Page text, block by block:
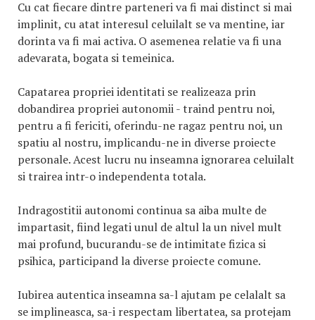
Cu cat fiecare dintre parteneri va fi mai distinct si mai
implinit, cu atat interesul celuilalt se va mentine, iar
dorinta va fi mai activa. O asemenea relatie va fi una
adevarata, bogata si temeinica.
Capatarea propriei identitati se realizeaza prin
dobandirea propriei autonomii - traind pentru noi,
pentru a fi fericiti, oferindu-ne ragaz pentru noi, un
spatiu al nostru, implicandu-ne in diverse proiecte
personale. Acest lucru nu inseamna ignorarea celuilalt
si trairea intr-o independenta totala.
Indragostitii autonomi continua sa aiba multe de
impartasit, fiind legati unul de altul la un nivel mult
mai profund, bucurandu-se de intimitate fizica si
psihica, participand la diverse proiecte comune.
Iubirea autentica inseamna sa-l ajutam pe celalalt sa
se implineasca, sa-i respectam libertatea, sa protejam